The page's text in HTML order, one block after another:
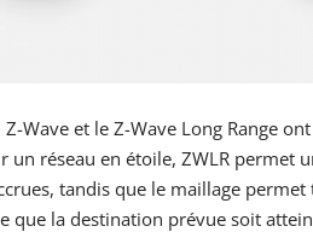
Z-Wave et le Z-Wave Long Range
un réseau en étoile, ZWLR permet
tandis que le maillage
que la destination prévue soit